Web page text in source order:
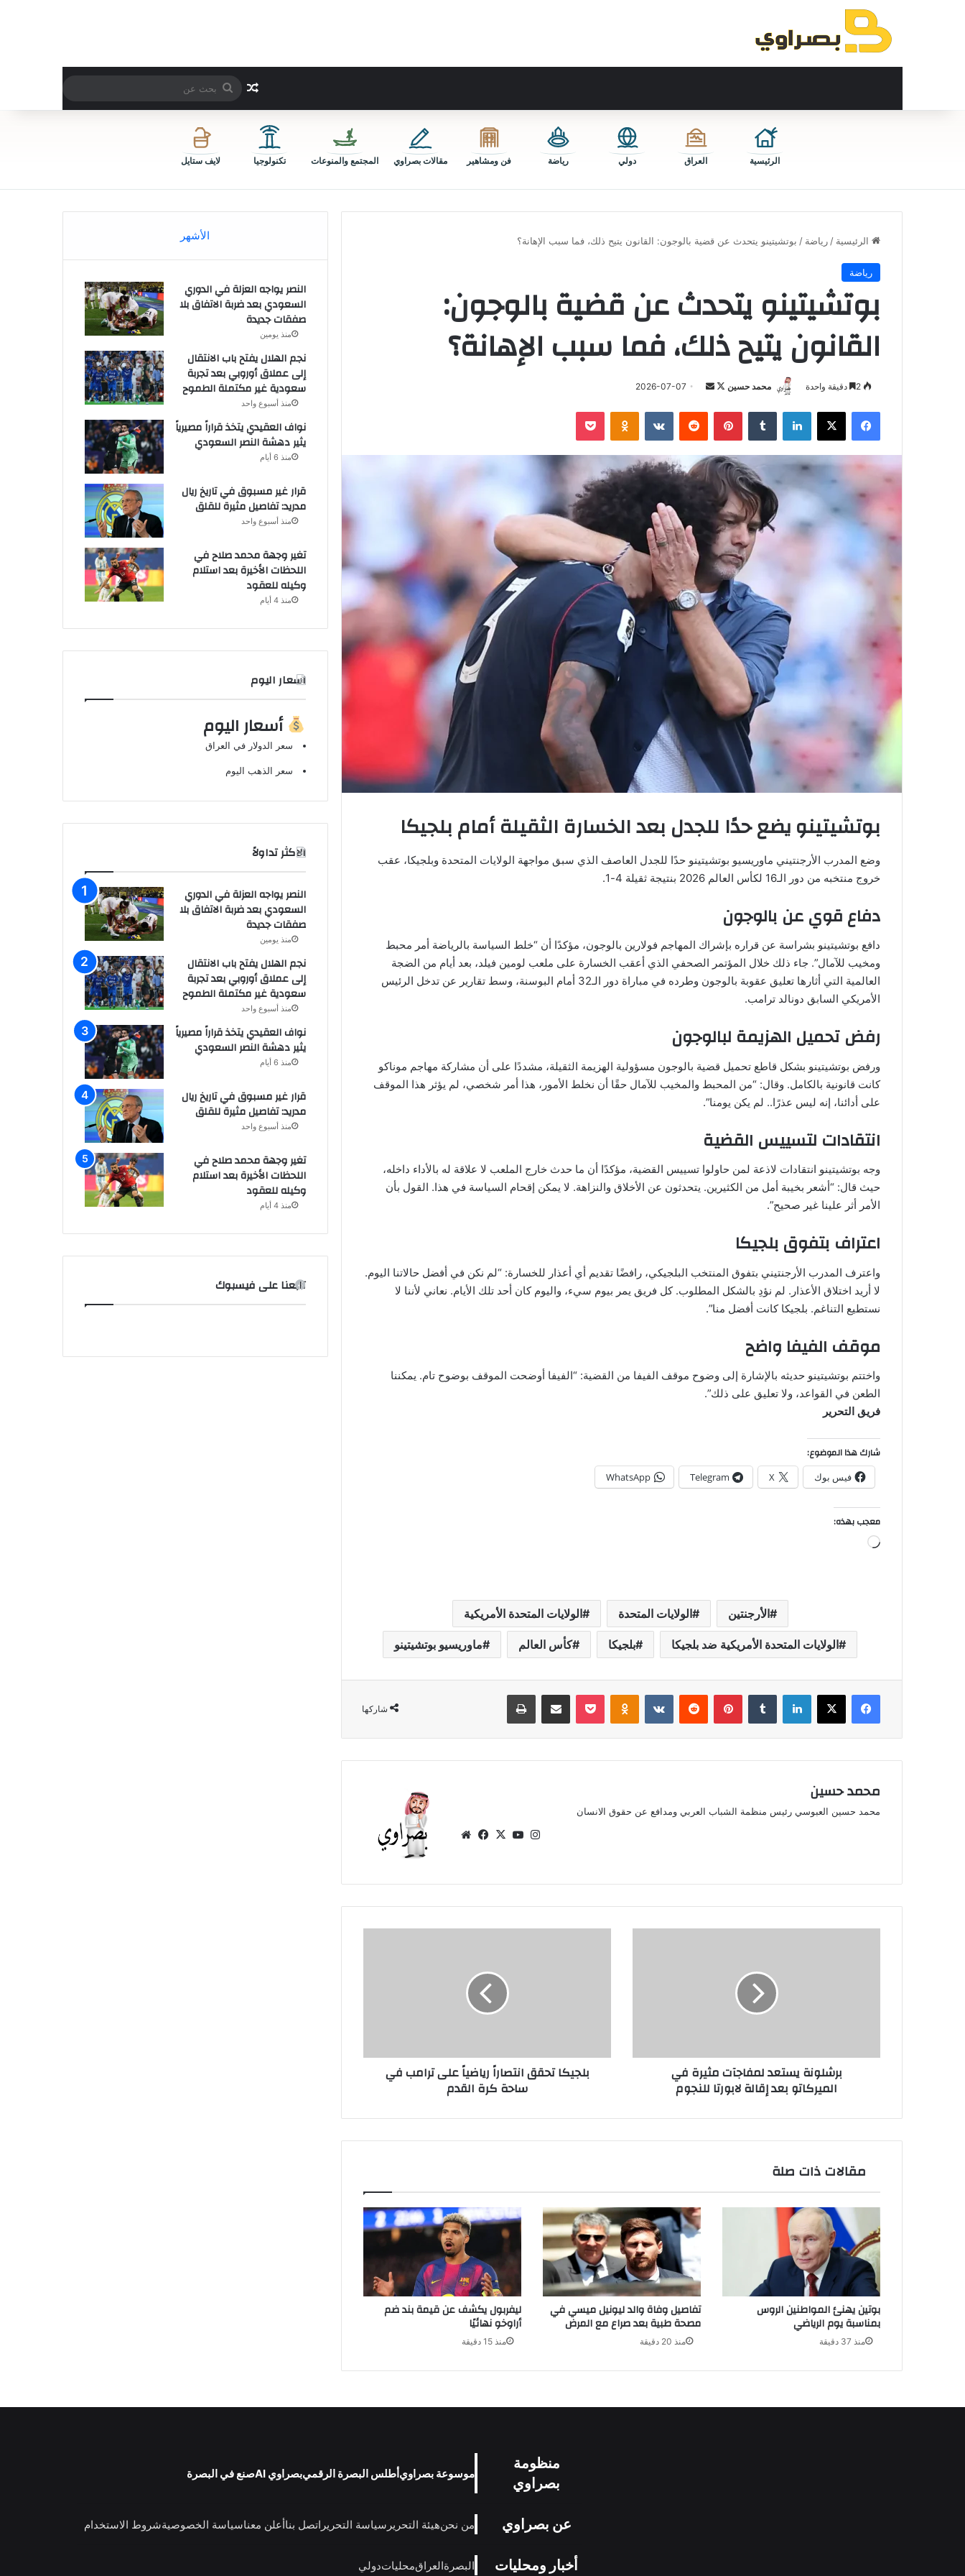
مقال عشوائي
بحث
عن
الرئيسية العراق دولي رياضة فن ومشاهير مقالات بصراوي المجتمع والمنوعات تكنولوجيا لايف ستايل
الرئيسية / رياضة / بوتشيتينو يتحدث عن قضية بالوجون: القانون يتيح ذلك، فما سبب الإهانة؟
رياضة
بوتشيتينو يتحدث عن قضية بالوجون:
القانون يتيح ذلك، فما سبب الإهانة؟
محمد حسين
تابعأرسل
إلكترونيا
2026-07-07 دقيقة واحدة
فيسبوك ‫X لينكدإن بينتيريست Odnoklassniki
‫Pocket
بوتشيتينو يضع حدًا للجدل بعد الخسارة الثقيلة أمام بلجيكا
وضع المدرب الأرجنتيني ماوريسيو بوتشيتينو حدًا للجدل العاصف الذي سبق مواجهة الولايات المتحدة وبلجيكا، عقب
خروج منتخبه من دور الـ16 لكأس العالم 2026 بنتيجة ثقيلة 4-1.
دفاع قوي عن بالوجون
دافع بوتشيتينو بشراسة عن قراره بإشراك المهاجم فولارين بالوجون، مؤكدًا أن “خلط السياسة بالرياضة أمر محبط
ومخيب للآمال”. جاء ذلك خلال المؤتمر الصحفي الذي أعقب الخسارة على ملعب لومين فيلد، بعد أيام من الضجة
العالمية التي أثارها تعليق عقوبة بالوجون وطرده في مباراة دور الـ32 أمام البوسنة، وسط تقارير عن تدخل الرئيس
الأمريكي السابق دونالد ترامب.
رفض تحميل الهزيمة لبالوجون
ورفض بوتشيتينو بشكل قاطع تحميل قضية بالوجون مسؤولية الهزيمة الثقيلة، مشددًا على أن مشاركة مهاجم موناكو
كانت قانونية بالكامل. وقال: “من المحبط والمخيب للآمال حقًا أن نخلط الأمور، هذا أمر شخصي، لم يؤثر هذا الموقف
على أدائنا، إنه ليس عذرًا.. لم يكن يومنا”.
انتقادات لتسييس القضية
وجه بوتشيتينو انتقادات لاذعة لمن حاولوا تسييس القضية، مؤكدًا أن ما حدث خارج الملعب لا علاقة له بالأداء داخله،
حيث قال: “أشعر بخيبة أمل من الكثيرين. يتحدثون عن الأخلاق والنزاهة. لا يمكن إقحام السياسة في هذا. القول بأن
الأمر أثر علينا غير صحيح”.
اعتراف بتفوق بلجيكا
واعترف المدرب الأرجنتيني بتفوق المنتخب البلجيكي، رافضًا تقديم أي أعذار للخسارة: “لم نكن في أفضل حالاتنا اليوم.
لا أريد اختلاق الأعذار. لم نؤدِ بالشكل المطلوب. كل فريق يمر بيوم سيء، واليوم كان أحد تلك الأيام. نعاني لأننا لا
نستطيع التناغم. بلجيكا كانت أفضل منا”.
موقف الفيفا واضح
واختتم بوتشيتينو حديثه بالإشارة إلى وضوح موقف الفيفا من القضية: “الفيفا أوضحت الموقف بوضوح تام. يمكننا
الطعن في القواعد، ولا تعليق على ذلك”.
فريق التحرير
شارك هذا الموضوع:
فيس بوك X
Telegram
WhatsApp
معجب بهذه:
جاري
الأرجنتين الولايات المتحدة الولايات المتحدة الأمريكية
الولايات المتحدة الأمريكية ضد بلجيكا بلجيكا كأس العالم ماوريسيو بوتشيتينو
شاركها
فيسبوك ‫X لينكدإن بينتيريست Odnoklassniki
‫Pocket مشاركة عبر البريد طباعة
محمد حسين
محمد حسين العبوسي رئيس منظمة الشباب العربي ومدافع عن حقوق الانسان
فيسبوك ‫X
‫YouTubeانستقرام
كرة
بلجيكا تحقق انتصاراً رياضياً على ترامب في
ساحة كرة القدم
لابورتا
برشلونة يستعد لمفاجآت مثيرة في
الميركاتو بعد إقالة لابورتا للنجوم
مقالات ذات صلة
ليفربول يكشف عن قيمة بند ضم
أراوخو نهائيًا
منذ 15 دقيقة
تفاصيل وفاة والد ليونيل ميسي في
مصحة طبية بعد صراع مع المرض
منذ 20 دقيقة
بوتين يهنئ المواطنين الروس
بمناسبة يوم الرياضي
منذ 37 دقيقة
الأشهر
النصر يواجه العزلة في الدوري
السعودي بعد ضربة الاتفاق بلا
صفقات جديدة
منذ يومين
نجم الهلال يفتح باب الانتقال
إلى عملاق أوروبي بعد تجربة
سعودية غير مكتملة الطموح
منذ أسبوع واحد
نواف العقيدي يتخذ قراراً مصيرياً
يثير دهشة النصر السعودي
منذ 6 أيام
قرار غير مسبوق في تاريخ ريال
مدريد: تفاصيل مثيرة للقلق
منذ أسبوع واحد
تغير وجهة محمد صلاح في
اللحظات الأخيرة بعد استلام
وكيله للعقود
منذ 4 أيام
اسعار اليوم
أسعار اليوم
سعر الدولار في العراق
سعر الذهب اليوم
الاكثر تداولاً
النصر يواجه العزلة في الدوري
السعودي بعد ضربة الاتفاق بلا
صفقات جديدة
منذ يومين
نجم الهلال يفتح باب الانتقال
إلى عملاق أوروبي بعد تجربة
سعودية غير مكتملة الطموح
منذ أسبوع واحد
نواف العقيدي يتخذ قراراً مصيرياً
يثير دهشة النصر السعودي
منذ 6 أيام
قرار غير مسبوق في تاريخ ريال
مدريد: تفاصيل مثيرة للقلق
منذ أسبوع واحد
تغير وجهة محمد صلاح في
اللحظات الأخيرة بعد استلام
وكيله للعقود
منذ 4 أيام
تابعنا على فيسبوك
منظومة
بصراوي
موسوعة بصراويأطلس البصرة الرقميبصراوي AI صنع في البصرة
عن بصراوي من نحنهيئة التحرير سياسة التحرير اتصل بناأعلن معناسياسة الخصوصيةشروط الاستخدام
أخبار ومحليات البصرةالعراقمحلياتدولي